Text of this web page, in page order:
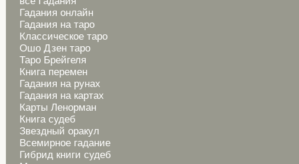
Гадания онлайн
Гадания на таро
Классическое таро
Ошо Дзен таро
Таро Брейгеля
Книга перемен
Гадания на рунах
Гадания на картах
Карты Ленорман
Книга судеб
Звездный оракул
Всемирное гадание
Гибрид книги судеб